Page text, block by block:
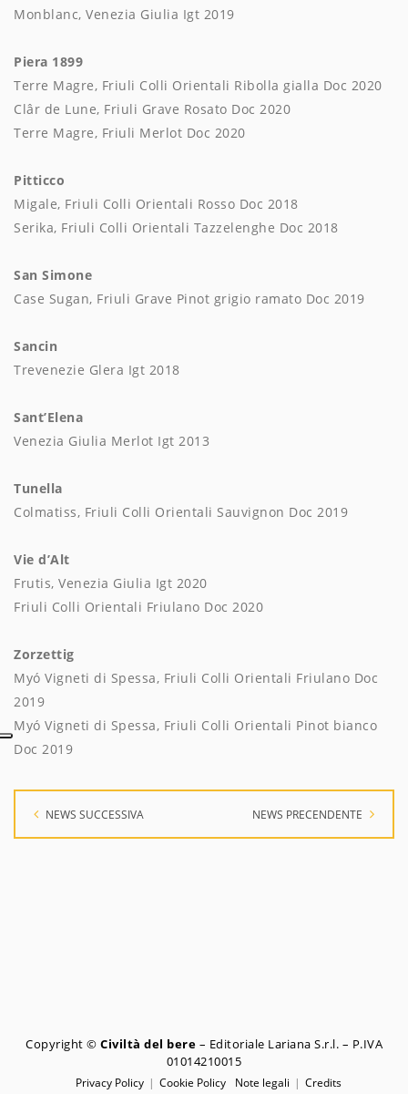
Monblanc, Venezia Giulia Igt 2019
Piera 1899
Terre Magre, Friuli Colli Orientali Ribolla gialla Doc 2020
Clâr de Lune, Friuli Grave Rosato Doc 2020
Terre Magre, Friuli Merlot Doc 2020
Pitticco
Migale, Friuli Colli Orientali Rosso Doc 2018
Serika, Friuli Colli Orientali Tazzelenghe Doc 2018
San Simone
Case Sugan, Friuli Grave Pinot grigio ramato Doc 2019
Sancin
Trevenezie Glera Igt 2018
Sant’Elena
Venezia Giulia Merlot Igt 2013
Tunella
Colmatiss, Friuli Colli Orientali Sauvignon Doc 2019
Vie d’Alt
Frutis, Venezia Giulia Igt 2020
Friuli Colli Orientali Friulano Doc 2020
Zorzettig
Myó Vigneti di Spessa, Friuli Colli Orientali Friulano Doc
2019
Myó Vigneti di Spessa, Friuli Colli Orientali Pinot bianco
Doc 2019
NEWS SUCCESSIVA NEWS PRECENDENTE
Copyright © Civiltà del bere – Editoriale Lariana S.r.l. – P.IVA
01014210015
Privacy Policy Cookie Policy Note legali Credits